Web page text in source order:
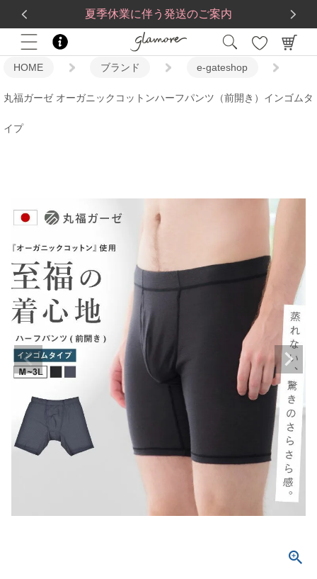
夏季休業に伴う発送のご案内
送料一律560円5,500 円(税込)以上で送料無料
HOME ブランド e-gateshop
丸福ガーゼ オーガニックコットンハーフパンツ（前開き）インゴムタ
イプ